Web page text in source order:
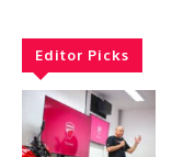
Editor Picks